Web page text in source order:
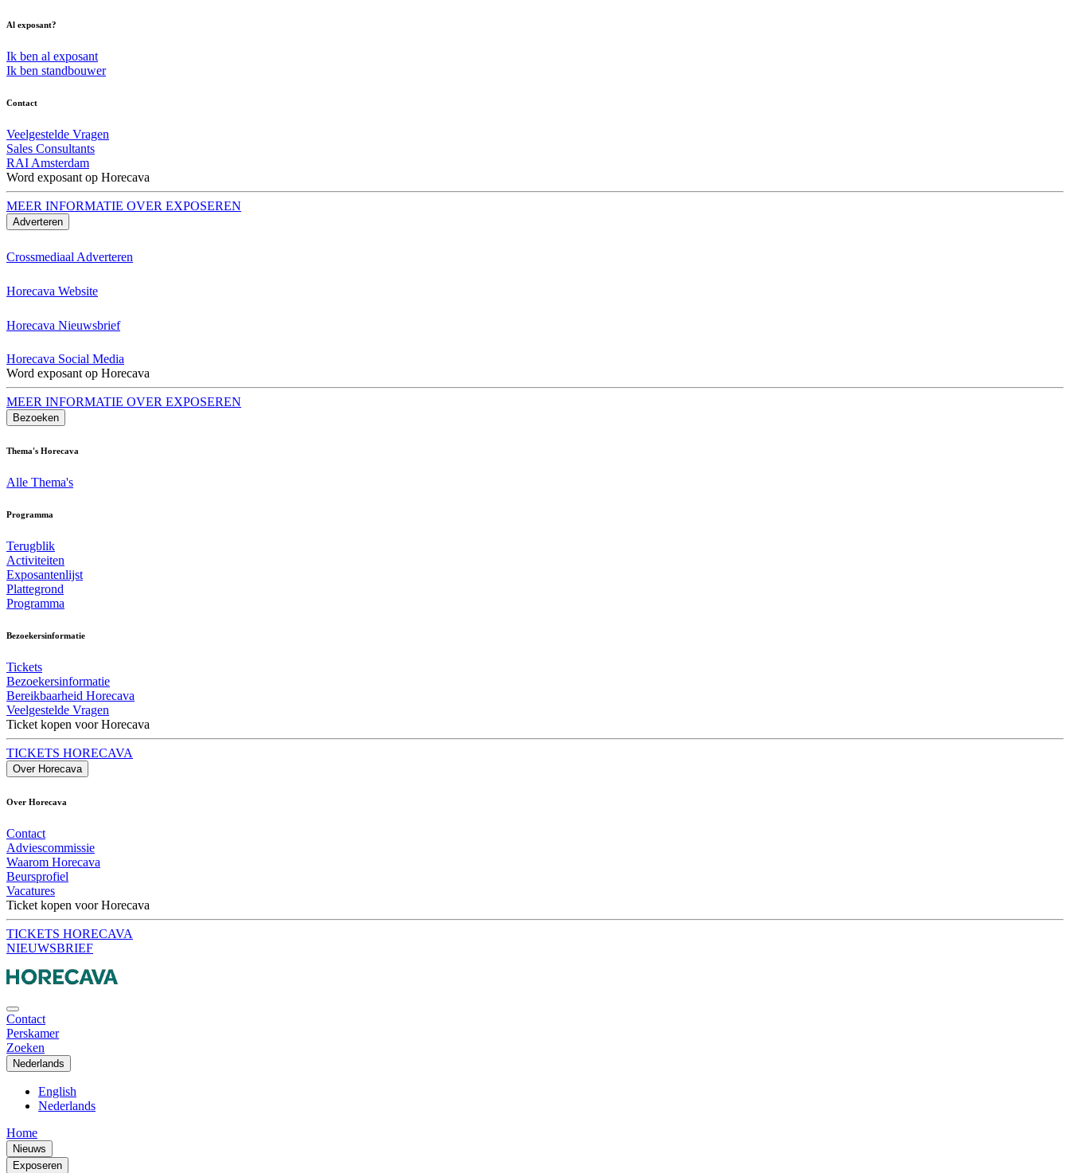
Al exposant?
Ik ben al exposant
Ik ben standbouwer
Contact
Veelgestelde Vragen
Sales Consultants
RAI Amsterdam
Word exposant op Horecava
MEER INFORMATIE OVER EXPOSEREN
Adverteren
Crossmediaal Adverteren
Horecava Website
Horecava Nieuwsbrief
Horecava Social Media
Word exposant op Horecava
MEER INFORMATIE OVER EXPOSEREN
Bezoeken
Thema's Horecava
Alle Thema's
Programma
Terugblik
Activiteiten
Exposantenlijst
Plattegrond
Programma
Bezoekersinformatie
Tickets
Bezoekersinformatie
Bereikbaarheid Horecava
Veelgestelde Vragen
Ticket kopen voor Horecava
TICKETS HORECAVA
Over Horecava
Over Horecava
Contact
Adviescommissie
Waarom Horecava
Beursprofiel
Vacatures
Ticket kopen voor Horecava
TICKETS HORECAVA
NIEUWSBRIEF
Contact
Perskamer
Zoeken
Nederlands
English
Nederlands
Home
Nieuws
Exposeren